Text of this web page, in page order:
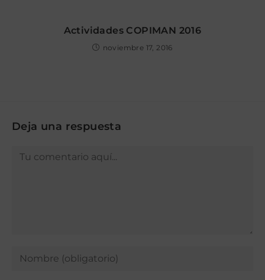
Actividades COPIMAN 2016
noviembre 17, 2016
Deja una respuesta